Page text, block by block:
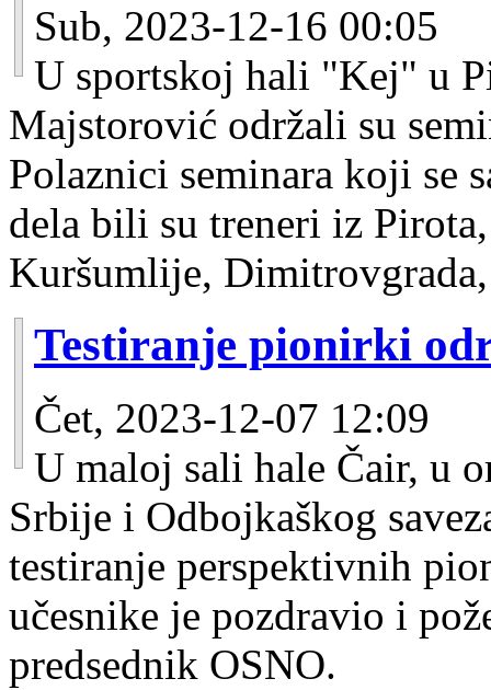
Sub, 2023-12-16 00:05
U sportskoj hali "Kej" u
Majstorović održali su
Polaznici seminara koji se
dela bili su treneri iz
Kuršumlije,
Testiranje pionirki
Čet, 2023-12-07 12:09
U maloj sali hale Čair, u
Srbije i Odbojkaškog
testiranje perspektivnih
učesnike je pozdravio i
predsednik OSNO.